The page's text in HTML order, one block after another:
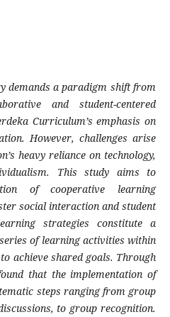
demands a paradigm shift from
and student-centered
Curriculum’s emphasis on
However, challenges arise
heavy reliance on technology,
This study aims to
of cooperative learning
social interaction and student
strategies constitute a
of learning activities within
achieve shared goals. Through
that the implementation of
steps ranging from group
to group recognition.